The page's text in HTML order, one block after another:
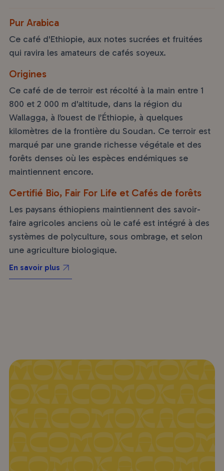
Pur Arabica
Ce café d'Ethiopie, aux notes sucrées et fruitées
qui ravira les amateurs de cafés soyeux.
Origines
Ce café de de terroir est récolté à la main entre 1
800 et 2 000 m d'altitude, dans la région du
Wallagga, à l’ouest de l’Éthiopie, à quelques
kilomètres de la frontière du Soudan. Ce terroir est
marqué par une grande richesse végétale et des
forêts denses où les espèces endémiques se
maintiennent encore.
Certifié Bio, Fair For Life et Cafés de forêts
Les paysans éthiopiens maintiennent des savoir-
faire agricoles anciens où le café est intégré à des
systèmes de polyculture, sous ombrage, et selon
une agriculture biologique.
En savoir plus